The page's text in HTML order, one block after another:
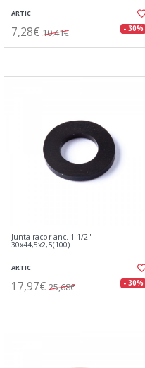
ARTIC
7,28€ 10,41€ - 30%
Junta racor anc. 1 1/2"
30x44,5x2,5(100)
ARTIC
17,97€ 25,68€ - 30%